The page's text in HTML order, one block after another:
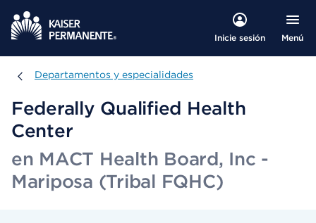
Inicie sesión Menú
Departamentos y especialidades
Departamentos y especialidades
Federally Qualified Health
Center
en MACT Health Board, Inc -
Mariposa (Tribal FQHC)